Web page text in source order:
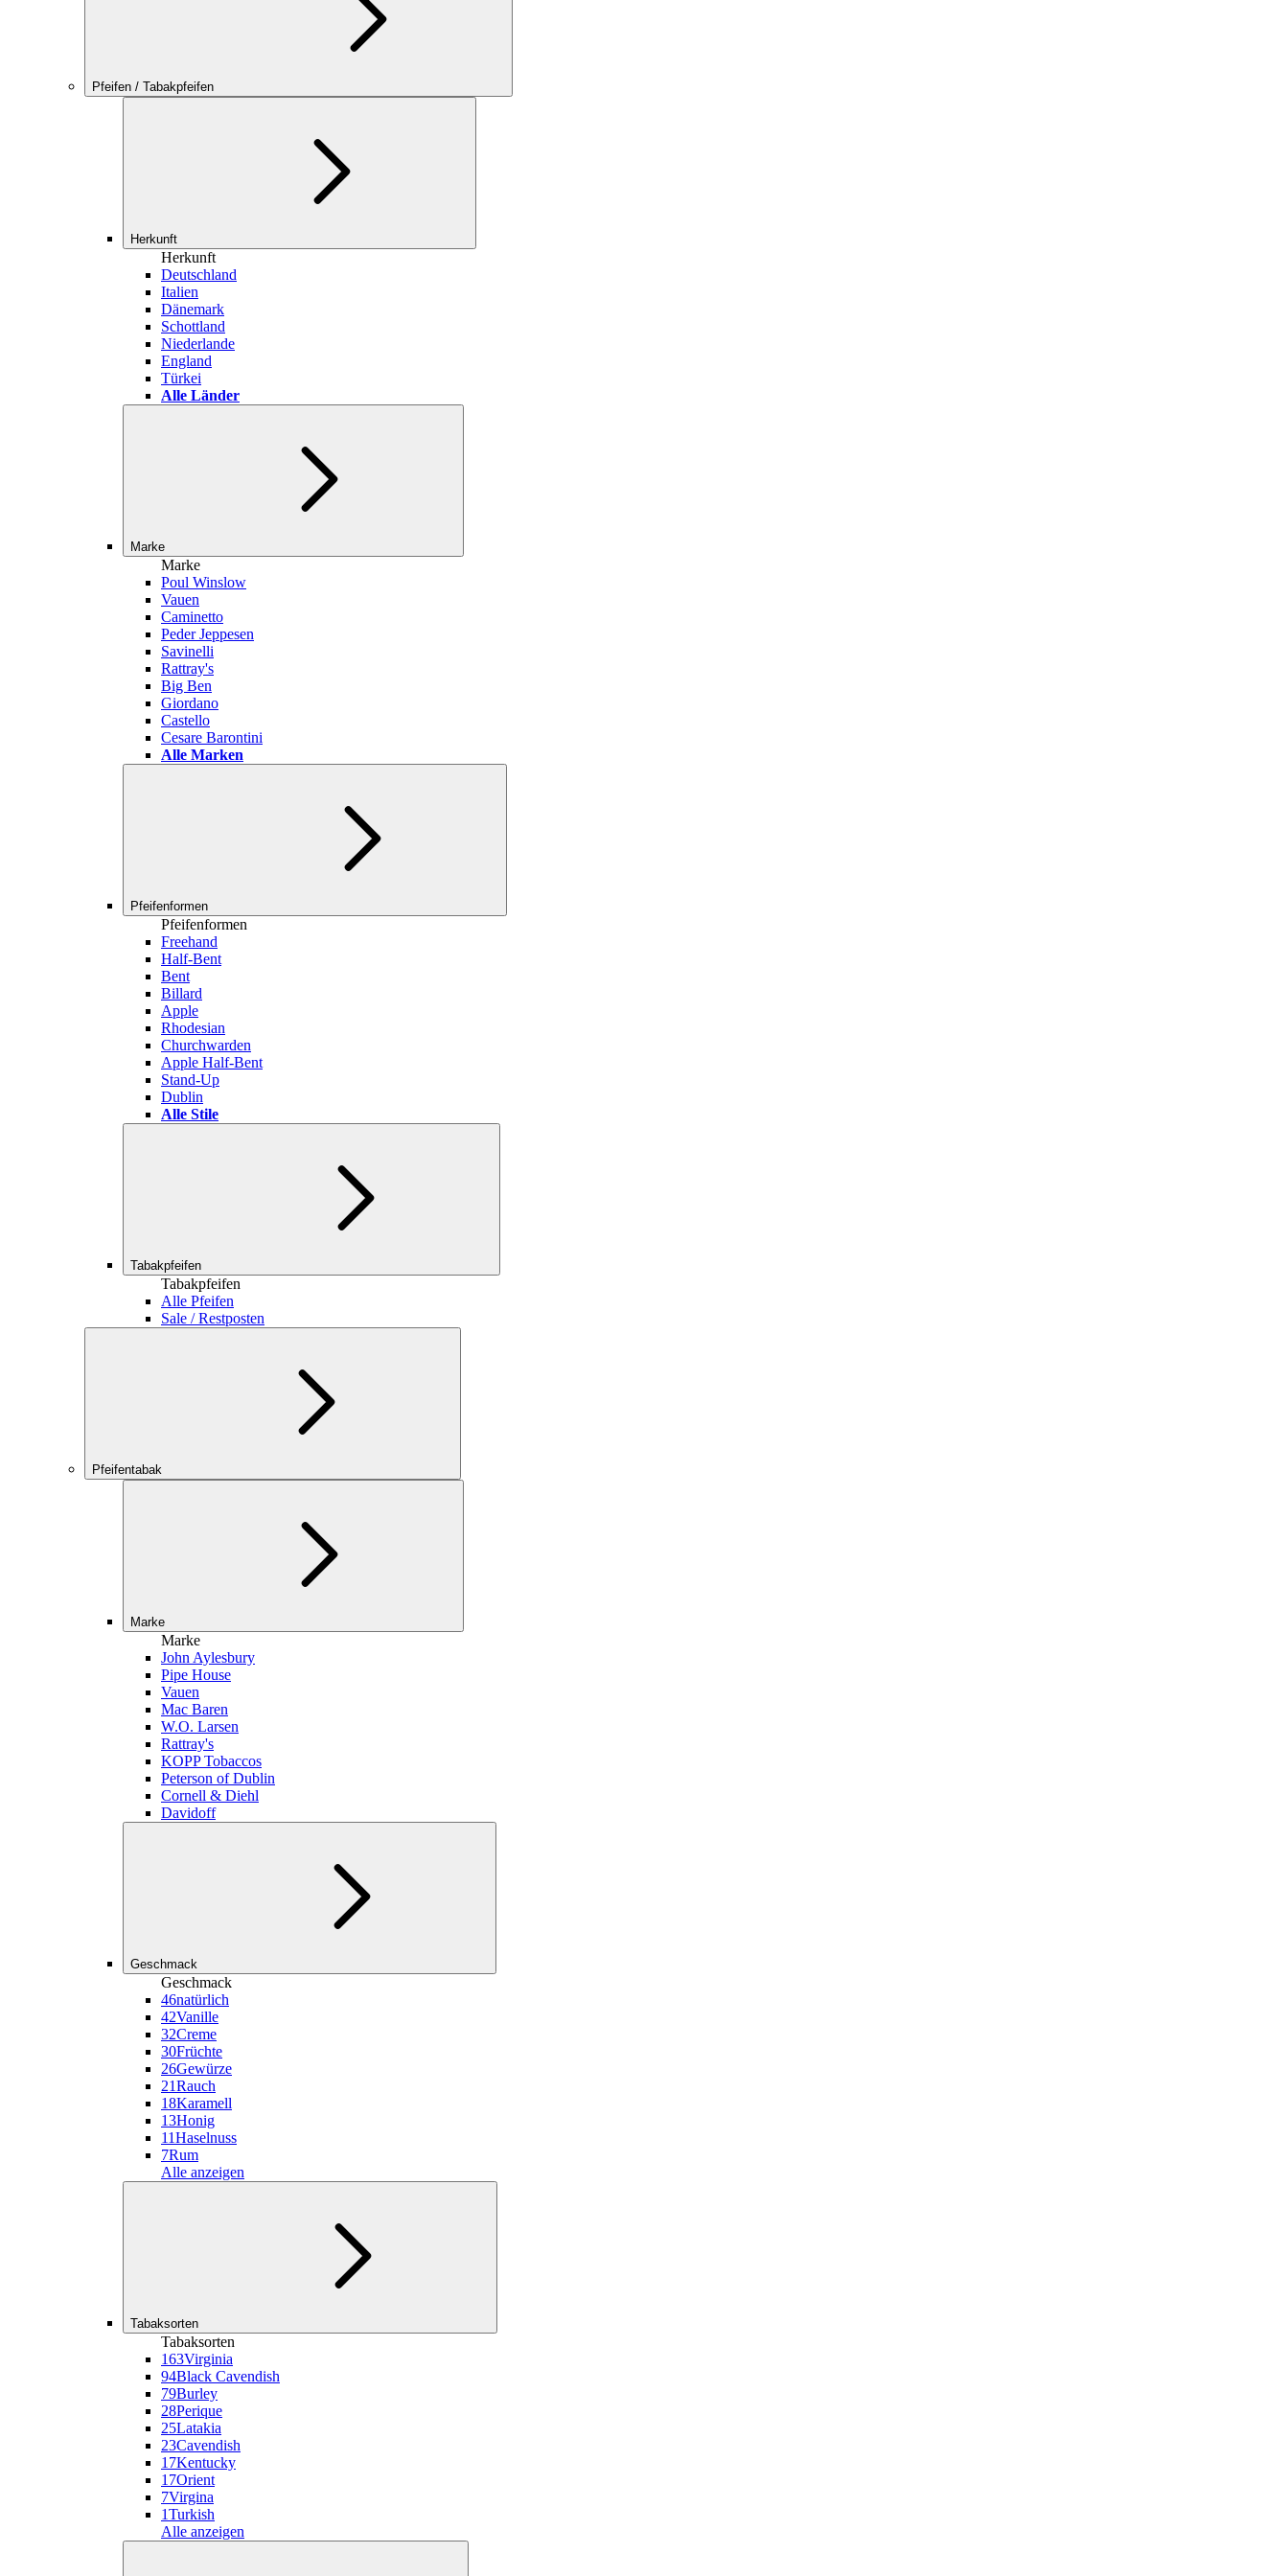
Pfeifen / Tabakpfeifen
Herkunft
Herkunft
Deutschland
Italien
Dänemark
Schottland
Niederlande
England
Türkei
Alle Länder
Marke
Marke
Poul Winslow
Vauen
Caminetto
Peder Jeppesen
Savinelli
Rattray's
Big Ben
Giordano
Castello
Cesare Barontini
Alle Marken
Pfeifenformen
Pfeifenformen
Freehand
Half-Bent
Bent
Billard
Apple
Rhodesian
Churchwarden
Apple Half-Bent
Stand-Up
Dublin
Alle Stile
Tabakpfeifen
Tabakpfeifen
Alle Pfeifen
Sale / Restposten
Pfeifentabak
Marke
Marke
John Aylesbury
Pipe House
Vauen
Mac Baren
W.O. Larsen
Rattray's
KOPP Tobaccos
Peterson of Dublin
Cornell & Diehl
Davidoff
Geschmack
Geschmack
46natürlich
42Vanille
32Creme
30Früchte
26Gewürze
21Rauch
18Karamell
13Honig
11Haselnuss
7Rum
Alle anzeigen
Tabaksorten
Tabaksorten
163Virginia
94Black Cavendish
79Burley
28Perique
25Latakia
23Cavendish
17Kentucky
17Orient
7Virgina
1Turkish
Alle anzeigen